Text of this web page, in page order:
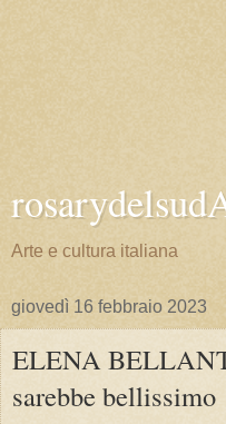
Arte e cultura italiana
giovedì 16 febbraio 2023
ELENA
sarebbe bellissimo